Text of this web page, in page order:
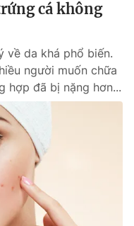
không có sự chấp
khi phát hành lại
cá không
về da khá phổ biến.
người muốn chữa
hợp đã bị nặng hơn...